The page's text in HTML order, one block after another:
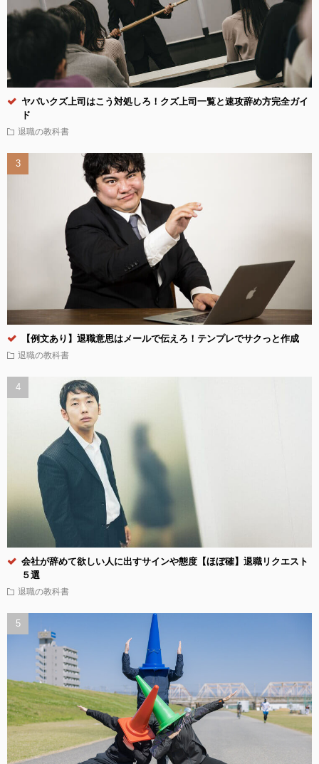
ヤバいクズ上司はこう対処しろ！クズ上司一覧と速攻辞め方完全ガイ
ド
退職の教科書
【例文あり】退職意思はメールで伝えろ！テンプレでサクっと作成
退職の教科書
会社が辞めて欲しい人に出すサインや態度【ほぼ確】退職リクエスト
５選
退職の教科書